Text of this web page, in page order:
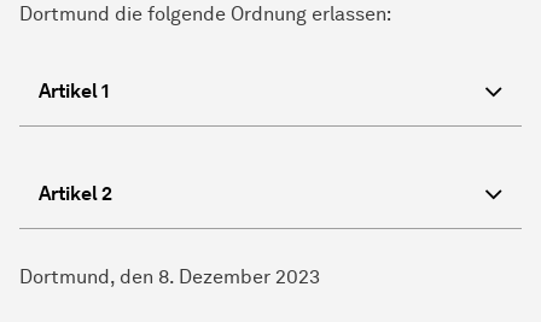
Dortmund die folgende Ordnung erlassen:
Artikel 1
Artikel 2
Dortmund, den 8. Dezember 2023